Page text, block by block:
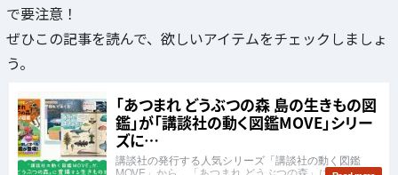
で要注意！
ぜひこの記事を読んで、欲しいアイテムをチェックしましょ
う。